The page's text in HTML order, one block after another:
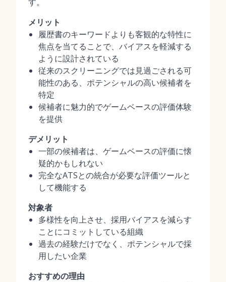
メリット
履歴書のキーワードよりも客観的な特性に
焦点を当てることで、バイアスを軽減する
ように設計されている
従来のスクリーニングでは見過ごされる可
能性のある、ポテンシャルの高い候補者を
特定
候補者に魅力的でゲームベースの評価体験
を提供
デメリット
一部の候補者は、ゲームベースの評価に懐
疑的かもしれない
完全なATSとの統合が必要な評価ツールと
して機能する
対象者
多様性を向上させ、採用バイアスを減らす
ことにコミットしている組織
過去の経験だけでなく、ポテンシャルで採
用したい企業
おすすめの理由